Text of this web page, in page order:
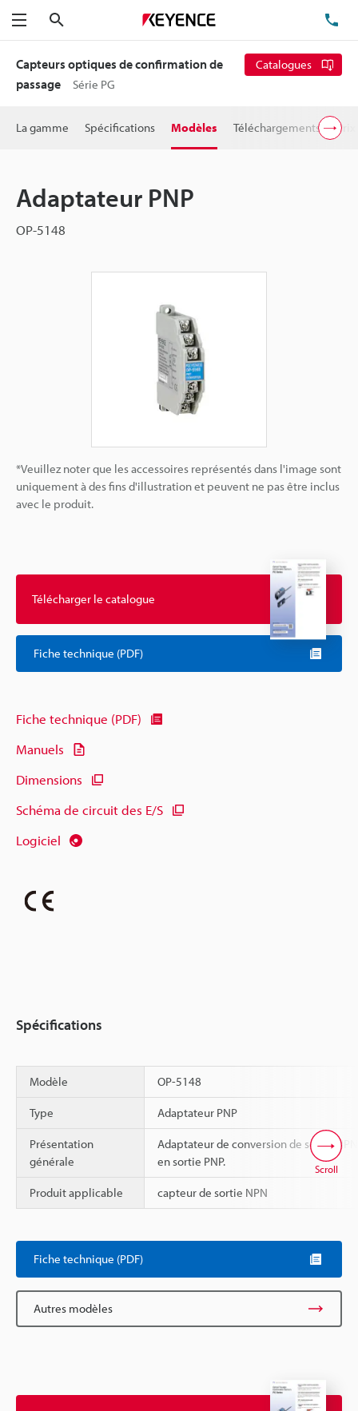
Menu
Capteurs optiques de confirmation de
passage
Série PG
Catalogues
La gamme Spécifications Modèles Téléchargements Prix
Adaptateur PNP
OP-5148
*Veuillez noter que les accessoires représentés dans l'image sont
uniquement à des fins d'illustration et peuvent ne pas être inclus
avec le produit.
Télécharger le catalogue
Fiche technique (PDF)
Fiche technique (PDF)
Manuels
Dimensions
Schéma de circuit des E/S
Logiciel
Spécifications
Modèle OP-5148
Type Adaptateur PNP
Présentation
générale
Adaptateur de conversion de sortie NPN
en sortie PNP.
Produit applicable capteur de sortie NPN
Scroll
Fiche technique (PDF)
Autres modèles